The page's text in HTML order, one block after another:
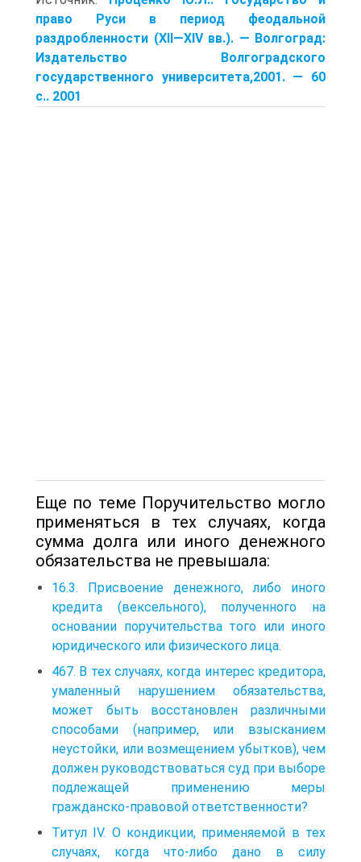
право Руси в период феодальной
раздробленности (XII—XIV вв.). — Волгоград:
Издательство Волгоградского
государственного университета,2001. — 60
с.. 2001
Еще по теме Поручительство могло
применяться в тех случаях, когда
сумма долга или иного денежного
обязательства не превышала:
16.3. Присвоение денежного, либо иного
кредита (вексельного), полученного на
основании поручительства того или иного
юридического или физического лица.
467. В тех случаях, когда интерес кредитора,
умаленный нарушением обязательства,
может быть восстановлен различными
способами (например, или взысканием
неустойки, или возмещением убытков), чем
должен руководствоваться суд при выборе
подлежащей применению меры
гражданско-правовой ответственности?
Титул IV. О кондикции, применяемой в тех
случаях, когда что-либо дано в силу